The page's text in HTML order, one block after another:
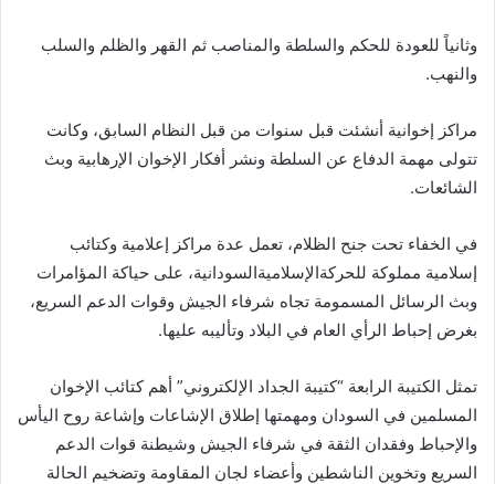
وثانياً للعودة للحكم والسلطة والمناصب ثم القهر والظلم والسلب
والنهب.
مراكز إخوانية أنشئت قبل سنوات من قبل النظام السابق، وكانت
تتولى مهمة الدفاع عن السلطة ونشر أفكار الإخوان الإرهابية وبث
الشائعات.
في الخفاء تحت جنح الظلام، تعمل عدة مراكز إعلامية وكتائب
إسلامية مملوكة للحركةالإسلاميةالسودانية، على حياكة المؤامرات
وبث الرسائل المسمومة تجاه شرفاء الجيش وقوات الدعم السريع،
بغرض إحباط الرأي العام في البلاد وتأليبه عليها.
تمثل الكتيبة الرابعة “كتيبة الجداد الإلكتروني” أهم كتائب الإخوان
المسلمين في السودان ومهمتها إطلاق الإشاعات وإشاعة روح اليأس
والإحباط وفقدان الثقة في شرفاء الجيش وشيطنة قوات الدعم
السريع وتخوين الناشطين وأعضاء لجان المقاومة وتضخيم الحالة